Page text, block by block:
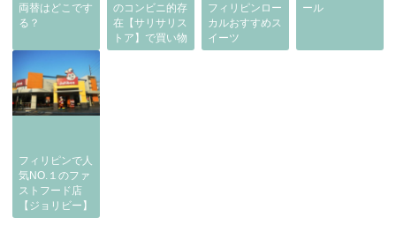
両替はどこです
る？
のコンビニ的存
在【サリサリス
トア】で買い物
フィリピンロー
カルおすすめス
イーツ
ール
フィリピンで人
気NO.１のファ
ストフード店
【ジョリビー】